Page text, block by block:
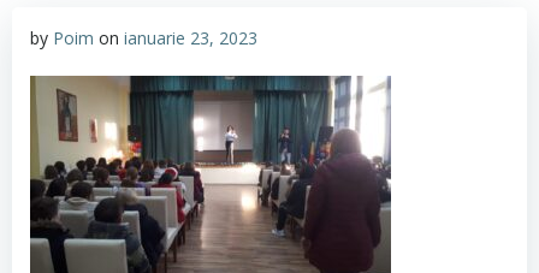
by Poim on ianuarie 23, 2023